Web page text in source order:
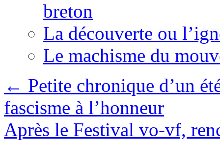
breton
La découverte ou
Le machisme du
← Petite chronique d’un
fascisme à l’honneur
Après le Festival vo-vf,